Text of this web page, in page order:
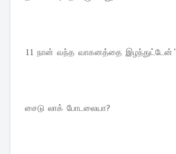
11 நான் வந்த வாகனத்தை இழந்துட்டேன் ‘
சைடு லாக் போடலையா?